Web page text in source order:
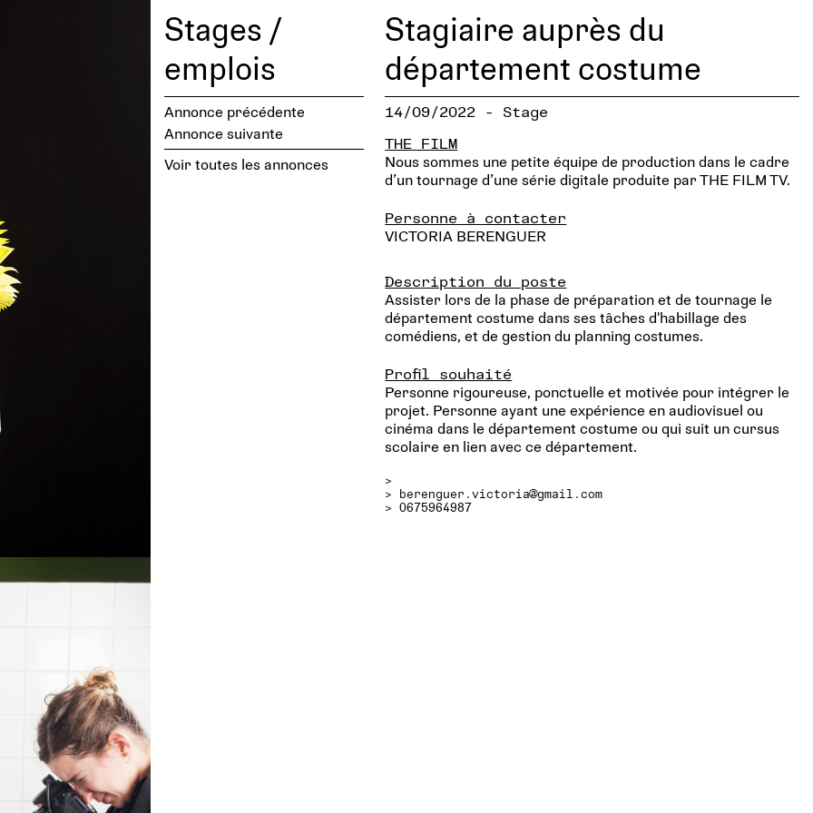
Stages /
emplois
Annonce précédente
Annonce suivante
Voir toutes les annonces
Stagiaire auprès du
département costume
14/09/2022 - Stage
THE FILM
Nous sommes une petite équipe de production dans le cadre
d’un tournage d’une série digitale produite par THE FILM TV.
Personne à contacter
VICTORIA BERENGUER
Description du poste
Assister lors de la phase de préparation et de tournage le
département costume dans ses tâches d'habillage des
comédiens, et de gestion du planning costumes.
Profil souhaité
Personne rigoureuse, ponctuelle et motivée pour intégrer le
projet. Personne ayant une expérience en audiovisuel ou
cinéma dans le département costume ou qui suit un cursus
scolaire en lien avec ce département.
>
> berenguer.victoria@gmail.com
> 0675964987